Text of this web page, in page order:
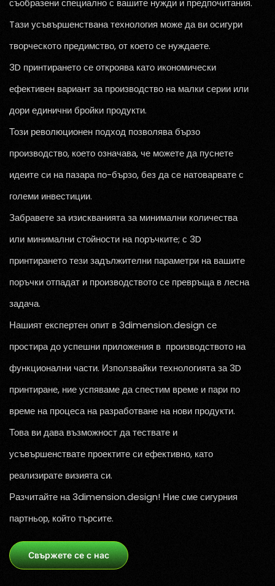
Tази усъвършенствана технология може да ви осигури
творческото предимство, от което се нуждаете.
3D принтирането се откроява като икономически
ефективен вариант за производство на малки серии или
дори единични бройки продукти.
Този революционен подход позволява бързо
производство, което означава, че можете да пуснете
идеите си на пазара по-бързо, без да се натоварвате с
големи инвестиции.
Забравете за изискванията за минимални количества
или минимални стойности на поръчките; с 3D
принтирането тези задължителни параметри на вашите
поръчки отпадат и производството се превръща в лесна
задача.
Нашият експертен опит в 3dimension.design се
простира до успешни приложения в производството на
функционални части. Използвайки технологията за 3D
принтиране, ние успяваме да спестим време и пари по
време на процеса на разработване на нови продукти.
Това ви дава възможност да тествате и
усъвършенствате проектите си ефективно, като
реализирате визията си.
Разчитайте на 3dimension.design! Ние сме сигурния
партньор, който търсите.
Свържете се с нас